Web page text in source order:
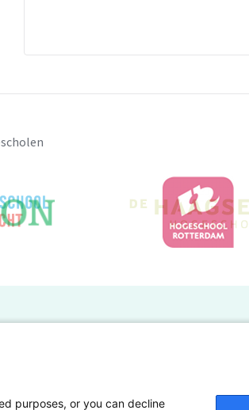
Lectoren en onderzoekers
purposes, or you can decline